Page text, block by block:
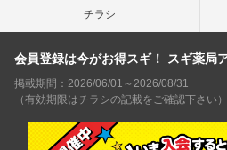
チラシ
会員登録は今がお得スギ！ スギ薬局
掲載期間：2026/06/01～2026/08/31
（有効期限はチラシの記載をご確認下さい）